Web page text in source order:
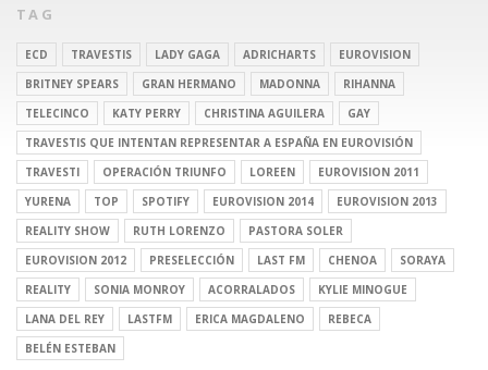
TAG
ECD TRAVESTIS LADY GAGA ADRICHARTS
EUROVISION
BRITNEY SPEARS
GRAN HERMANO MADONNA
RIHANNA
TELECINCO
KATY PERRY CHRISTINA AGUILERA
GAY
TRAVESTIS QUE INTENTAN REPRESENTAR A ESPAÑA EN EUROVISIÓN
TRAVESTI
OPERACIÓN TRIUNFO LOREEN
EUROVISION 2011
YURENA
TOP SPOTIFY EUROVISION 2014
EUROVISION 2013
REALITY SHOW
RUTH LORENZO
PASTORA SOLER
EUROVISION 2012
PRESELECCIÓN LAST FM CHENOA
SORAYA
REALITY
SONIA MONROY ACORRALADOS
KYLIE MINOGUE
LANA DEL REY
LASTFM ERICA MAGDALENO
REBECA
BELÉN ESTEBAN